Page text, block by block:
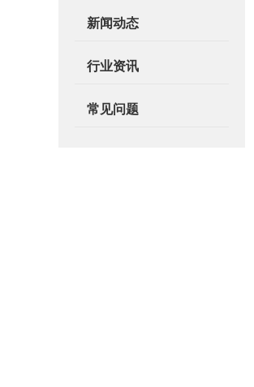
新闻动态
行业资讯
常见问题